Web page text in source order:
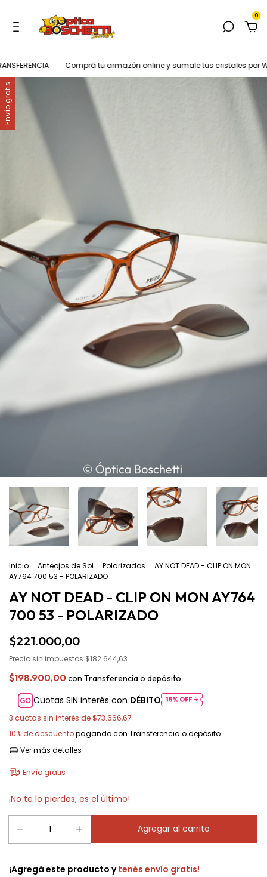
0
Comprá tu armazón online y sumale tus cristales por
Envío gratis
Inicio . Anteojos de Sol . Polarizados . AY NOT DEAD - CLIP ON MON
AY764 700 53 - POLARIZADO
AY NOT DEAD - CLIP ON MON AY764
700 53 - POLARIZADO
$221.000,00
Precio sin impuestos $182.644,63
$198.900,00con Transferencia o depósito
Cuotas SIN interés con DÉBITO
3 cuotas sin interés de$73.666,67
10% de descuentopagando con Transferencia o depósito
Ver más detalles
Envío gratis
¡No te lo pierdas, es el último!
¡Agregá este producto ytenés envío gratis!